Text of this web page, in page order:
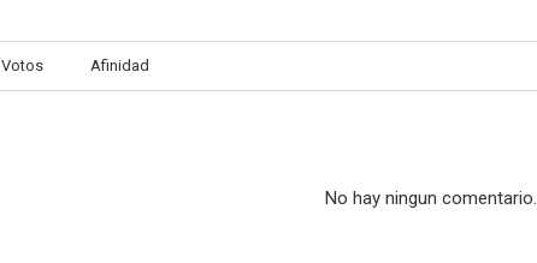
Votos Afinidad
No hay ningun comentario.